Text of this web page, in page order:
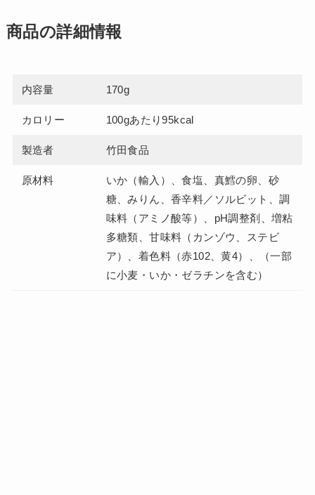
商品の詳細情報
内容量 170g
カロリー 100gあたり95kcal
製造者 竹田食品
原材料
いか（輸入）、食塩、真鱈の卵、砂
糖、みりん、香辛料／ソルビット、調
味料（アミノ酸等）、pH調整剤、増粘
多糖類、甘味料（カンゾウ、ステビ
ア）、着色料（赤102、黄4）、（一部
に小麦・いか・ゼラチンを含む）